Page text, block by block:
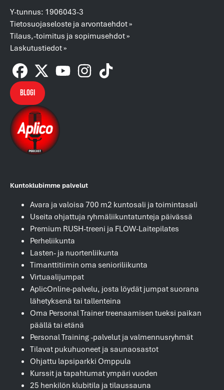
Y-tunnus: 1906043-3
Tietosuojaseloste ja arvontaehdot »
Tilaus,-toimitus ja sopimusehdot »
Laskutustiedot »
Blogi
Kuntoklubimme palvelut
Avara ja valoisa 700 m2 kuntosali ja toimintasali
Useita ohjattuja ryhmäliikuntatunteja päivässä
Premium RUSH-treeni ja FLOW-Laitepilates
Perheliikunta
Lasten- ja nuortenliikunta
Timanttitiimin oma senioriliikunta
Virtuaalijumpat
AplicOnline-palvelu, josta löydät jumpat suorana
lähetyksenä tai tallenteina
Oma Personal Trainer treenaamisen tueksi paikan
päällä tai etänä
Personal Training -palvelut ja valmennusryhmät
Tilavat pukuhuoneet ja saunaosastot
Ohjattu lapsiparkki Omppula
Kurssit ja tapahtumat ympäri vuoden
25 henkilön klubitila ja tilaussauna